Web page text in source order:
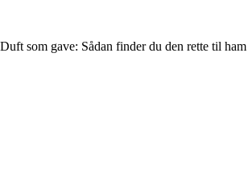
Duft som gave: Sådan finder du den rette til ham